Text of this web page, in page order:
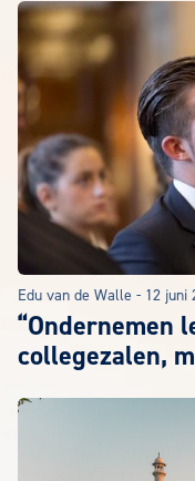
Edu van de Walle - 12 juni
“Ondernemen
collegezalen,